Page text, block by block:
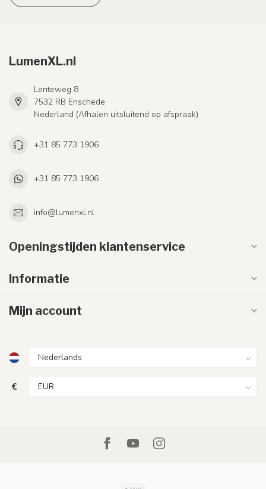
LumenXL.nl
Lenteweg 8
7532 RB Enschede
Nederland (Afhalen uitsluitend op afspraak)
+31 85 773 1906
+31 85 773 1906
info@lumenxl.nl
Openingstijden klantenservice
Informatie
Mijn account
€